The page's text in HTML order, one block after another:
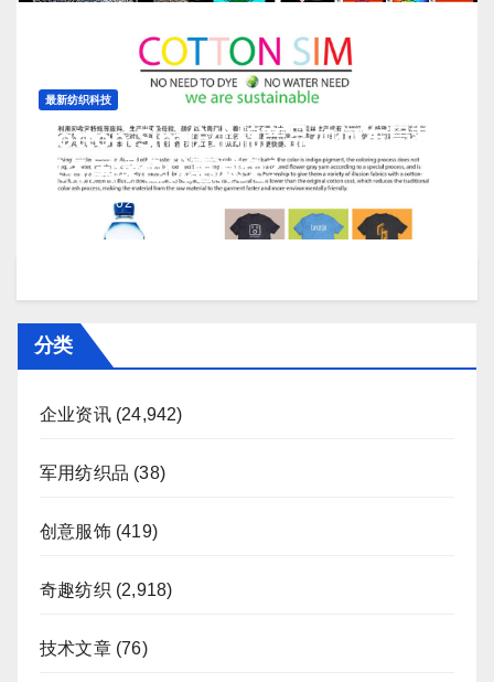
最新纺织科技
Cotton-Sim仿生棉产品如何布局获
取各国绿色优惠减免?
J 7 月, 2026
分类
企业资讯(24,942)
军用纺织品 (38)
创意服饰(419)
奇趣纺织 (2,918)
技术文章(76)